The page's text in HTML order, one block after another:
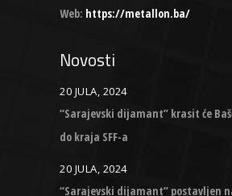
Web: https://metallon.ba/
Novosti
20 JULA, 2024
“Sarajevski dijamant” krasit će
do kraja SFF-a
20 JULA, 2024
“Sarajevski dijamant” postavljen